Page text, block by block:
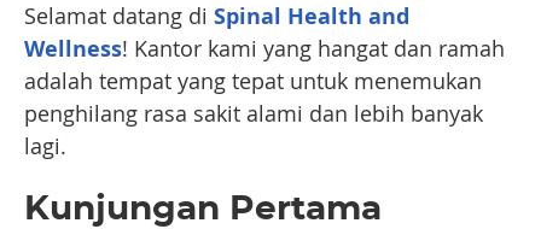
Selamat datang di Spinal Health and
Wellness! Kantor kami yang hangat dan ramah
adalah tempat yang tepat untuk menemukan
penghilang rasa sakit alami dan lebih banyak
lagi.
Kunjungan Pertama